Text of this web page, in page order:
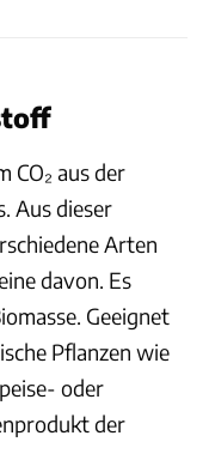
CO₂ aus der
Aus dieser
Arten
davon. Es
Geeignet
Pflanzen wie
oder
der